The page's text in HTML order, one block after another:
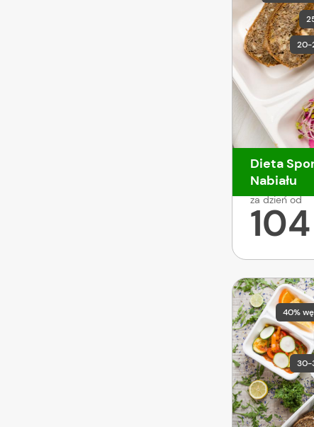
20-
Dieta
Nabiału
za dzień od
104
40%
30-